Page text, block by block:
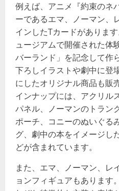
例えば、アニメ『約束のネ
ーであるエマ、ノーマン、
インしたTカードがありま
ュージアムで開催された体
バーランド」を記念して作
下ろしイラストや劇中に登
にしたオリジナル商品も販
インナップには、アクリル
パネル、ノーマンのトラン
ポーチ、コニーのぬいぐる
グ、劇中の本をイメージし
どが含まれています​​。
また、エマ、ノーマン、レ
ョンフィギュアもあります